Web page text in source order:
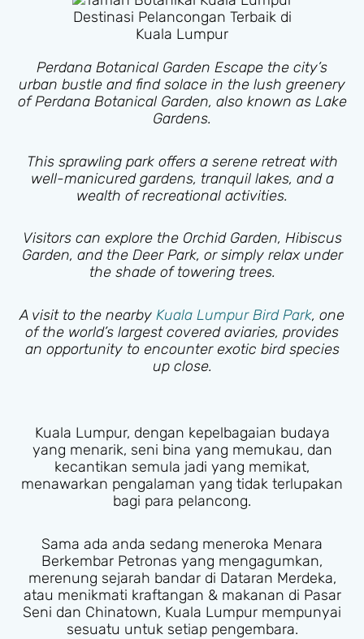
Destinasi Pelancongan Terbaik di
Kuala Lumpur
Perdana Botanical Garden Escape the city’s
urban bustle and find solace in the lush greenery
of Perdana Botanical Garden, also known as Lake
Gardens.
This sprawling park offers a serene retreat with
well-manicured gardens, tranquil lakes, and a
wealth of recreational activities.
Visitors can explore the Orchid Garden, Hibiscus
Garden, and the Deer Park, or simply relax under
the shade of towering trees.
A visit to the nearby Kuala Lumpur Bird Park, one
of the world’s largest covered aviaries, provides
an opportunity to encounter exotic bird species
up close.
Kuala Lumpur, dengan kepelbagaian budaya
yang menarik, seni bina yang memukau, dan
kecantikan semula jadi yang memikat,
menawarkan pengalaman yang tidak terlupakan
bagi para pelancong.
Sama ada anda sedang meneroka Menara
Berkembar Petronas yang mengagumkan,
merenung sejarah bandar di Dataran Merdeka,
atau menikmati kraftangan & makanan di Pasar
Seni dan Chinatown, Kuala Lumpur mempunyai
sesuatu untuk setiap pengembara.